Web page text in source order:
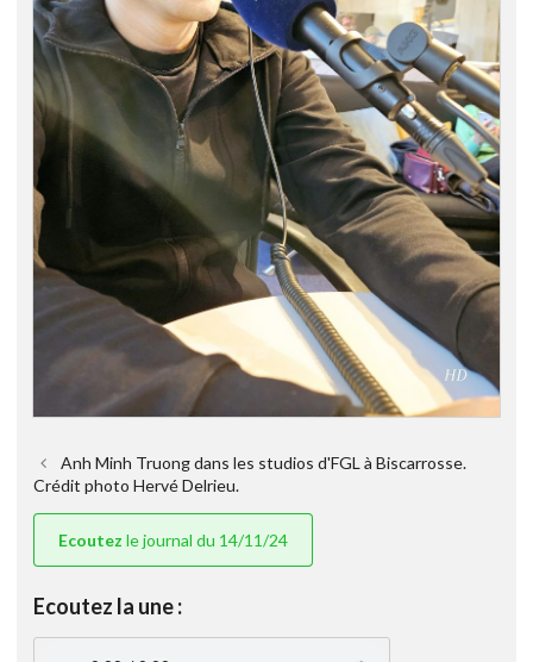
Anh Minh Truong dans les studios d'FGL à Biscarrosse.
Crédit photo Hervé Delrieu.
Ecoutez le journal du 14/11/24
Ecoutez la une :